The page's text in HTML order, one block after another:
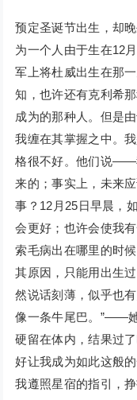
预定圣诞节出生，却
为一个人由于生在12
军上将杜威出生在那
知，也许还有克利希
成为的那种人。但是
我缠在其掌握之中。
格很不好。他们说
来的；事实上，未来
事？12月25日早晨，
会更好；也许会使我
索毛病出在哪里的时
其原因，只能用出生
然说话刻薄，似乎也
像一条牛尾巴。”——
硬留在体内，结果过
好让我成为如此这般
我遵照星宿的指引，